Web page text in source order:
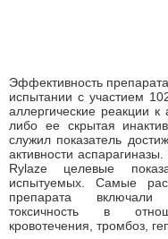
Эффективность
испытании с участием
аллергические реакции
либо ее скрытая
служил показатель
активности
Rylaze целевые
испытуемых. Самые
препарата включали
токсичность в
кровотечения, тромбоз,